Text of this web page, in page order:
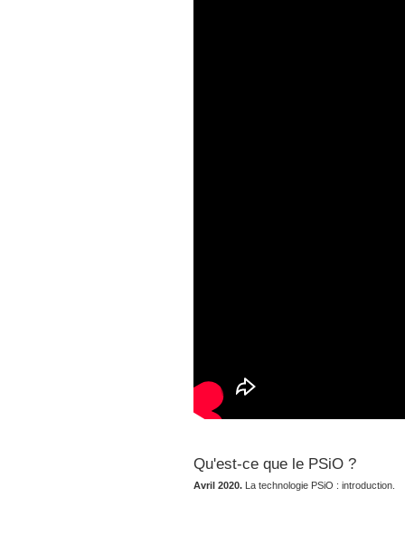
Qu'est-ce que le PSiO ?
Avril 2020. La technologie PSiO : introduction.